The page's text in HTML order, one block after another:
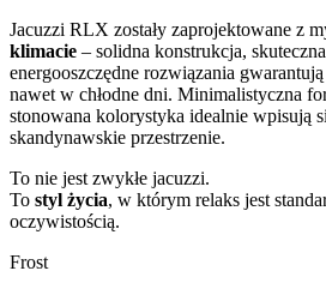
Jacuzzi RLX zostały zaprojektowane z
klimacie – solidna konstrukcja,
energooszczędne rozwiązania
nawet w chłodne dni. Minimalistyczna
stonowana kolorystyka idealnie wpisują
skandynawskie przestrzenie.
To nie jest zwykłe jacuzzi.
To styl życia, w którym relaks jest
oczywistością.
Frost